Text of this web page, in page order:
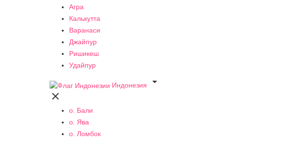
Агра
Калькутта
Варанаси
Джайпур
Ришикеш
Удайпур
Индонезия


о. Бали
о. Ява
о. Ломбок